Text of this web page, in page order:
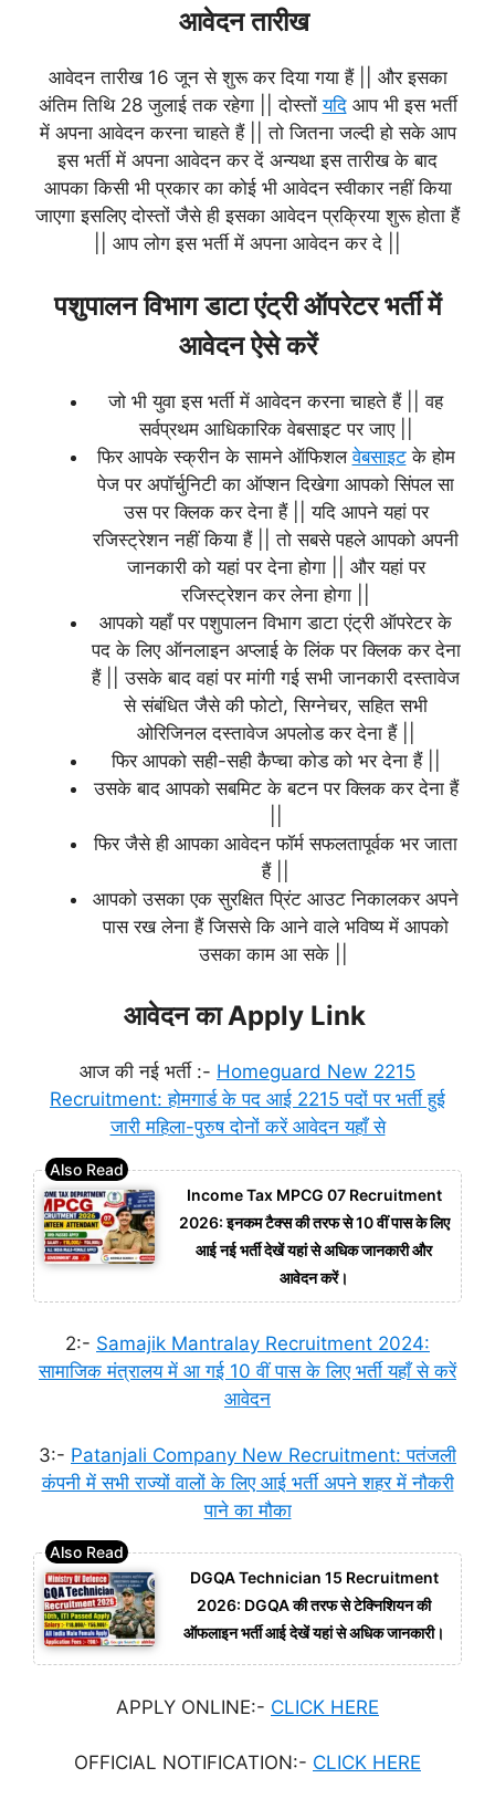
आवेदन तारीख
आवेदन तारीख 16 जून से शुरू कर दिया गया हैं || और इसका
अंतिम तिथि 28 जुलाई तक रहेगा || दोस्तोंयदिआप भी इस भर्ती
में अपना आवेदन करना चाहते हैं || तो जितना जल्दी हो सके आप
इस भर्ती में अपना आवेदन कर दें अन्यथा इस तारीख के बाद
आपका किसी भी प्रकार का कोई भी आवेदन स्वीकार नहीं किया
जाएगा इसलिए दोस्तों जैसे ही इसका आवेदन प्रक्रिया शुरू होता हैं
|| आप लोग इस भर्ती में अपना आवेदन कर दे ||
पशुपालन विभाग डाटा एंट्री ऑपरेटर भर्ती में
आवेदन ऐसे करें
जो भी युवा इस भर्ती में आवेदन करना चाहते हैं || वह
सर्वप्रथम आधिकारिक वेबसाइट पर जाए ||
फिर आपके स्क्रीन के सामने ऑफिशलवेबसाइटके होम
पेज पर अपॉर्चुनिटी का ऑप्शन दिखेगा आपको सिंपल सा
उस पर क्लिक कर देना हैं || यदि आपने यहां पर
रजिस्ट्रेशन नहीं किया हैं || तो सबसे पहले आपको अपनी
जानकारी को यहां पर देना होगा || और यहां पर
रजिस्ट्रेशन कर लेना होगा ||
आपको यहाँ पर पशुपालन विभाग डाटा एंट्री ऑपरेटर के
पद के लिए ऑनलाइन अप्लाई के लिंक पर क्लिक कर देना
हैं || उसके बाद वहां पर मांगी गई सभी जानकारी दस्तावेज
से संबंधित जैसे की फोटो, सिग्नेचर, सहित सभी
ओरिजिनल दस्तावेज अपलोड कर देना हैं ||
फिर आपको सही-सही कैप्चा कोड को भर देना हैं ||
उसके बाद आपको सबमिट के बटन पर क्लिक कर देना हैं
फिर जैसे ही आपका आवेदन फॉर्म सफलतापूर्वक भर जाता
हैं ||
आपको उसका एक सुरक्षित प्रिंट आउट निकालकर अपने
पास रख लेना हैं जिससे कि आने वाले भविष्य में आपको
उसका काम आ सके ||
आवेदन का Apply Link
आज की नई भर्ती :- Homeguard New 2215
Recruitment: होमगार्ड के पद आई 2215 पदों पर भर्ती हुई
जारी महिला-पुरुष दोनों करें आवेदन यहाँ से
Income Tax MPCG 07 Recruitment
2026: इनकम टैक्स की तरफ से 10 वीं पास के लिए
आई नई भर्ती देखें यहां से अधिक जानकारी और
आवेदन करें।
2:- Samajik Mantralay Recruitment 2024:
सामाजिक मंत्रालय में आ गई 10 वीं पास के लिए भर्ती यहाँ से करें
आवेदन
3:- Patanjali Company New Recruitment: पतंजली
कंपनी में सभी राज्यों वालों के लिए आई भर्ती अपने शहर में नौकरी
पाने का मौका
DGQA Technician 15 Recruitment
2026: DGQA की तरफ से टेक्निशियन की
ऑफलाइन भर्ती आई देखें यहां से अधिक जानकारी।
APPLY ONLINE:- CLICK HERE
OFFICIAL NOTIFICATION:- CLICK HERE